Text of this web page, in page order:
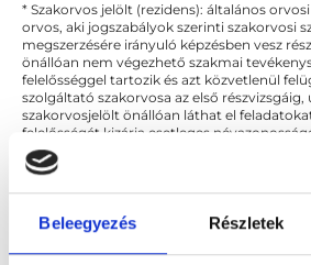
Beleegyezés Részletek
* Szakorvos jelölt (rezidens): általános
orvos, aki jogszabályok szerinti szakorvosi
megszerzésére irányuló képzésben vesz
önállóan nem végezhető szakmai
felelősséggel tartozik és azt közvetlenül
szolgáltató szakorvosa az első részvizsgáig,
szakorvosjelölt önállóan láthat el
felelősségét kizárja esetleges
és szakorvosjelölt esetén.
Főoldal Pszichológus